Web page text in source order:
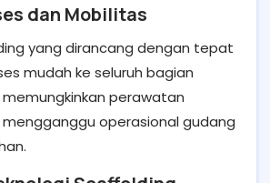
dan Mobilitas
yang dirancang dengan tepat
mudah ke seluruh bagian
memungkinkan perawatan
operasional gudang